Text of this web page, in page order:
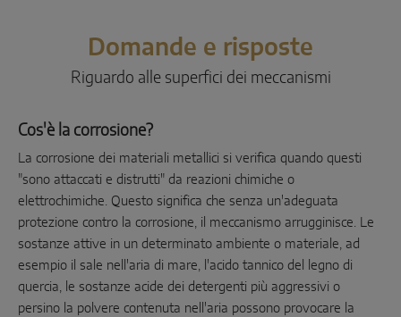
Domande e risposte
Riguardo alle superfici dei meccanismi
Cos'è la corrosione?
La corrosione dei materiali metallici si verifica quando questi
"sono attaccati e distrutti" da reazioni chimiche o
elettrochimiche. Questo significa che senza un'adeguata
protezione contro la corrosione, il meccanismo arrugginisce. Le
sostanze attive in un determinato ambiente o materiale, ad
esempio il sale nell'aria di mare, l'acido tannico del legno di
quercia, le sostanze acide dei detergenti più aggressivi o
persino la polvere contenuta nell'aria possono provocare la